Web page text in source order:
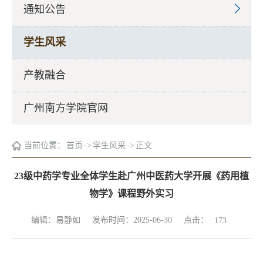
通知公告
学生风采
产教融合
广州南方学院官网
当前位置： 首页 -> 学生风采 -> 正文
23级中药学专业全体学生赴广州中医药大学开展《药用植
物学》课程野外实习
编辑：易静如 发布时间：2025-06-30 点击： 173